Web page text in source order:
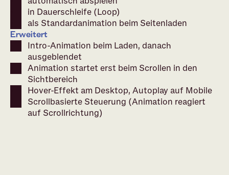
in Dauerschleife (Loop)
als Standardanimation beim Seitenladen
Erweitert
Intro-Animation beim Laden, danach
ausgeblendet
Animation startet erst beim Scrollen in den
Sichtbereich
Hover-Effekt am Desktop, Autoplay auf Mobile
Scrollbasierte Steuerung (Animation reagiert
auf Scrollrichtung)